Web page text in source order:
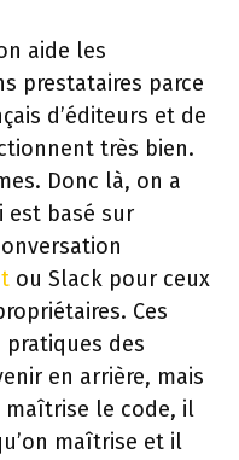
aide les
prestataires parce
d’éditeurs et de
très bien.
Donc là, on a
est basé sur
ou Slack pour ceux
Ces
des
en arrière, mais
maîtrise le code, il
maîtrise et il